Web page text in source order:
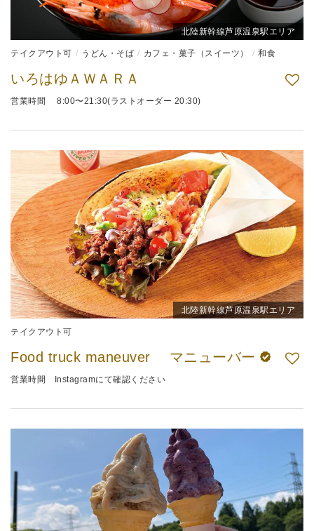
北陸新幹線芦原温泉駅エリア
テイクアウト可 うどん・そば カフェ・菓子（スイーツ） 和食
いろはゆＡＷＡＲＡ
営業時間 8:00〜21:30(ラストオーダー 20:30)
北陸新幹線芦原温泉駅エリア
テイクアウト可
Food truck maneuver マニューバー
営業時間 Instagramにて確認ください